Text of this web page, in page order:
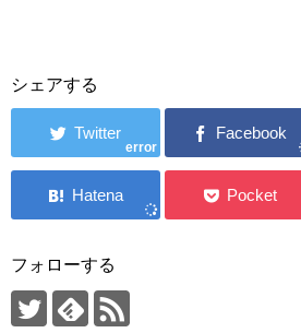
シェアする
error
フォローする